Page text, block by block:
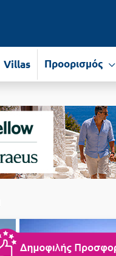
Villas Προορισμός